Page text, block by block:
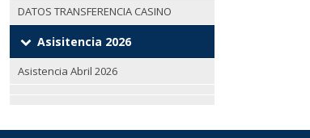
DATOS TRANSFERENCIA CASINO
Asisitencia 2026
Asistencia Abril 2026